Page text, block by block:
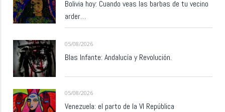
Bolivia hoy: Cuando veas las barbas de tu vecino
arder…
05/08/2026
Blas Infante: Andalucía y Revolución.
05/08/2026
Venezuela: el parto de la VI República